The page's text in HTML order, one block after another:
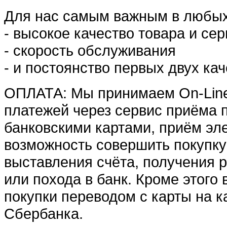
Для нас самым важным в
- высокое качество товара и
- скорость обслуживания
- и постоянство первых двух
ОПЛАТА: Мы принимаем On-
платежей через сервис приёма
банковскими картами, приём
возможность совершить
выставления счёта, получения
или похода в банк. Кроме
покупки переводом с карты на
Сбербанка.